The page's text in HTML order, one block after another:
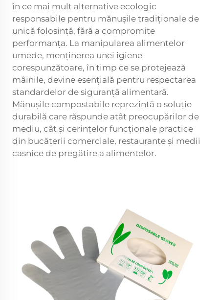
în ce mai mult alternative ecologic
responsabile pentru mănușile tradiționale de
unică folosință, fără a compromite
performanța. La manipularea alimentelor
umede, menținerea unei igiene
corespunzătoare, în timp ce se protejează
mâinile, devine esențială pentru respectarea
standardelor de siguranță alimentară.
Mănușile compostabile reprezintă o soluție
durabilă care răspunde atât preocupărilor de
mediu, cât și cerințelor funcționale practice
din bucățerii comerciale, restaurante și medii
casnice de pregătire a alimentelor.